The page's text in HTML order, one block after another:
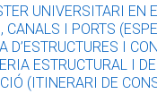
UNIVERSITARI EN
CANALS I PORTS
D’ESTRUCTURES I
ESTRUCTURAL I
(ITINERARI DE